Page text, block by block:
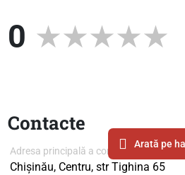
0
Contacte
Arată pe
Adresa principală a companiei
Chișinău, Centru, str Tighina 65